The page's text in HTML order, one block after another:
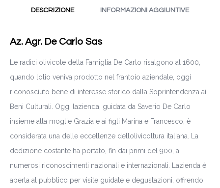
DESCRIZIONE INFORMAZIONI AGGIUNTIVE
Az. Agr. De Carlo Sas
Le radici olivicole della Famiglia De Carlo risalgono al 1600,
quando lolio veniva prodotto nel frantoio aziendale, oggi
riconosciuto bene di interesse storico dalla Soprintendenza ai
Beni Culturali. Oggi lazienda, guidata da Saverio De Carlo
insieme alla moglie Grazia e ai figli Marina e Francesco, è
considerata una delle eccellenze dellolivicoltura italiana. La
dedizione costante ha portato, fin dai primi del 900, a
numerosi riconoscimenti nazionali e internazionali. Lazienda è
aperta al pubblico per visite guidate e degustazioni, offrendo